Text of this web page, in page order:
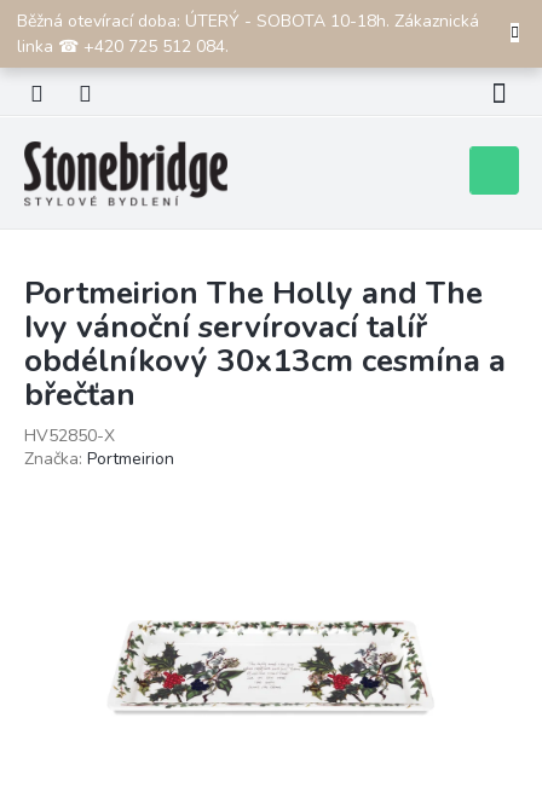
Přejít
obsah
Běžná otevírací doba: ÚTERÝ - SOBOTA 10-18h. Zákaznická
linka ☎ +420 725 512 084.
CZK
košík
Portmeirion The Holly and The
Ivy vánoční servírovací talíř
obdélníkový 30x13cm cesmína a
břečťan
HV52850-X
Značka: Portmeirion